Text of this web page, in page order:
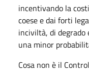
incentivando la
coese e dai forti
inciviltà, di
una minor
Cosa non è il